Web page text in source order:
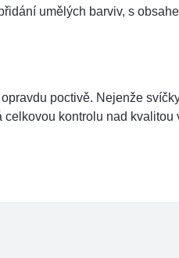
umělých barviv, s
poctivě. Nejenže
kontrolu nad kvalitou